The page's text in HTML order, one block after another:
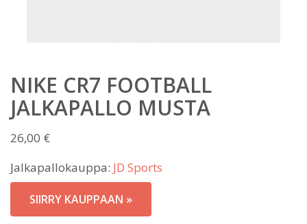
NIKE CR7 FOOTBALL
JALKAPALLO MUSTA
26,00 €
Jalkapallokauppa: JD Sports
SIIRRY KAUPPAAN »